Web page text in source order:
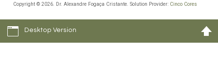
Copyright © 2026. Dr. Alexandre Fogaça Cristante. Solution Provider: Cinco Cores
Desktop Version